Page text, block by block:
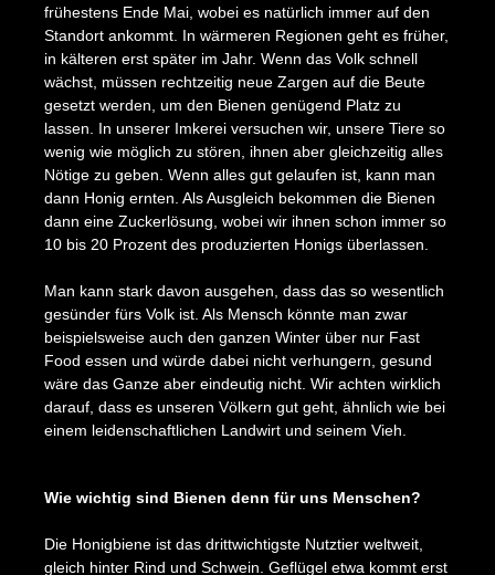
frühestens Ende Mai, wobei es natürlich immer auf den
Standort ankommt. In wärmeren Regionen geht es früher,
in kälteren erst später im Jahr. Wenn das Volk schnell
wächst, müssen rechtzeitig neue Zargen auf die Beute
gesetzt werden, um den Bienen genügend Platz zu
lassen. In unserer Imkerei versuchen wir, unsere Tiere so
wenig wie möglich zu stören, ihnen aber gleichzeitig alles
Nötige zu geben. Wenn alles gut gelaufen ist, kann man
dann Honig ernten. Als Ausgleich bekommen die Bienen
dann eine Zuckerlösung, wobei wir ihnen schon immer so
10 bis 20 Prozent des produzierten Honigs überlassen.
Man kann stark davon ausgehen, dass das so wesentlich
gesünder fürs Volk ist. Als Mensch könnte man zwar
beispielsweise auch den ganzen Winter über nur Fast
Food essen und würde dabei nicht verhungern, gesund
wäre das Ganze aber eindeutig nicht. Wir achten wirklich
darauf, dass es unseren Völkern gut geht, ähnlich wie bei
einem leidenschaftlichen Landwirt und seinem Vieh.
Wie wichtig sind Bienen denn für uns Menschen?
Die Honigbiene ist das drittwichtigste Nutztier weltweit,
gleich hinter Rind und Schwein. Geflügel etwa kommt erst